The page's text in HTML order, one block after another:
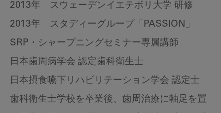
2013年 スウェーデンイエテボリ大学 研修
2013年 スタディーグループ「PASSION」
SRP・シャープニングセミナー専属講師
日本歯周病学会 認定歯科衛生士
日本摂食嚥下リハビリテーション学会 認定士
歯科衛生士学校を卒業後、歯周治療に軸足を置